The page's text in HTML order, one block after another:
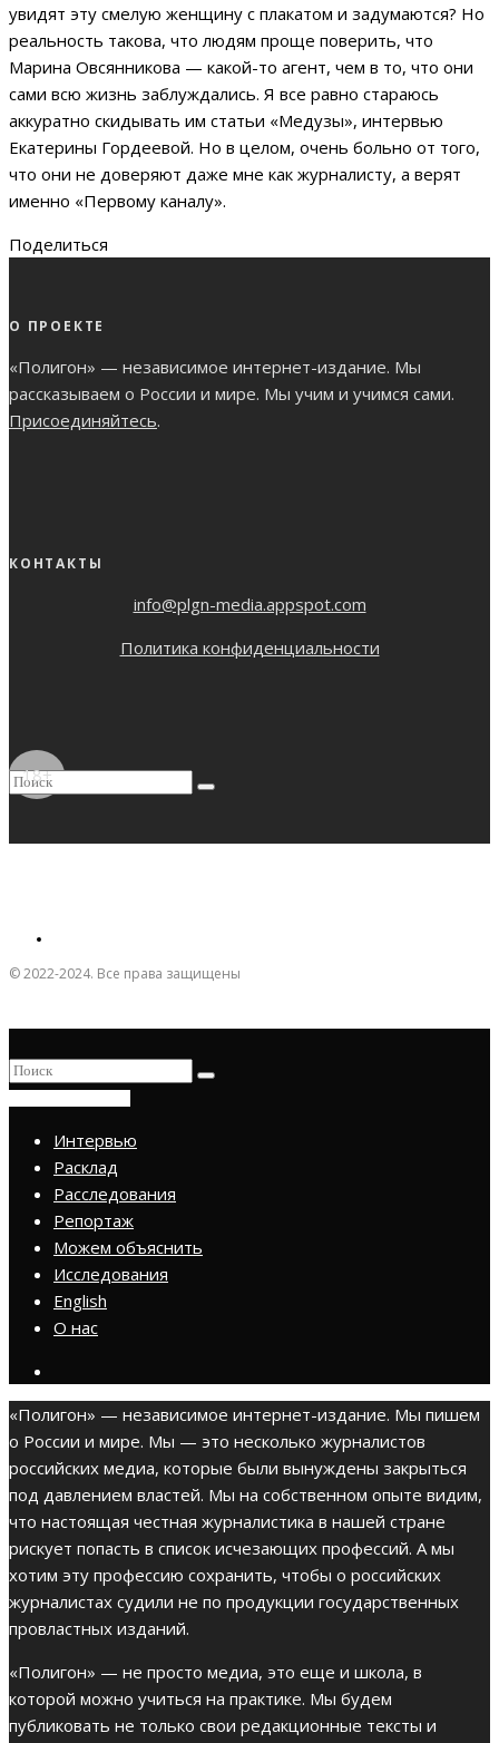
увидят эту смелую женщину с плакатом и задумаются? Но
реальность такова, что людям проще поверить, что
Марина Овсянникова — какой-то агент, чем в то, что они
сами всю жизнь заблуждались. Я все равно стараюсь
аккуратно скидывать им статьи «Медузы», интервью
Екатерины Гордеевой. Но в целом, очень больно от того,
что они не доверяют даже мне как журналисту, а верят
именно «Первому каналу».
Поделиться
О ПРОЕКТЕ
«Полигон» — независимое интернет-издание. Мы
рассказываем о России и мире. Мы учим и учимся сами.
Присоединяйтесь.
КОНТАКТЫ
info@plgn-media.appspot.com
Политика конфиденциальности
18+
© 2022-2024. Все права защищены
Интервью
Расклад
Расследования
Репортаж
Можем объяснить
Исследования
English
О нас
«Полигон» — независимое интернет-издание. Мы пишем
о России и мире. Мы — это несколько журналистов
российских медиа, которые были вынуждены закрыться
под давлением властей. Мы на собственном опыте видим,
что настоящая честная журналистика в нашей стране
рискует попасть в список исчезающих профессий. А мы
хотим эту профессию сохранить, чтобы о российских
журналистах судили не по продукции государственных
провластных изданий.
«Полигон» — не просто медиа, это еще и школа, в
которой можно учиться на практике. Мы будем
публиковать не только свои редакционные тексты и